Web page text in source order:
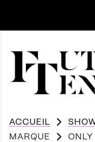
ACCUEIL
MARQUE
ONLY